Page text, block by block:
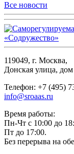
Все новости
119049, г. Москва,
Донская улица, дом
Телефон: +7 (495)
info@sroaas.ru
Время работы:
Пн-Чт с 10:00 до
Пт до 17:00.
Без перерыва на